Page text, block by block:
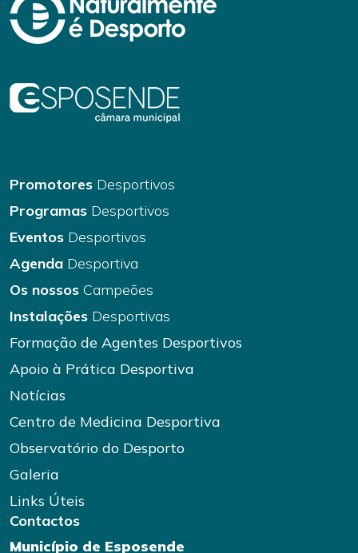
Promotores Desportivos
Programas Desportivos
Eventos Desportivos
Agenda Desportiva
Os nossos Campeões
Instalações Desportivas
Formação de Agentes Desportivos
Apoio à Prática Desportiva
Notícias
Centro de Medicina Desportiva
Observatório do Desporto
Galeria
Links Úteis
Contactos
Município de Esposende